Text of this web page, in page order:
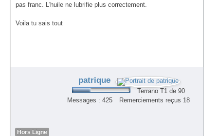
pas franc. L'huile ne lubrifie plus correctement.
Voila tu sais tout
patrique
Terrano T1 de 90
Messages : 425
Remerciements reçus 18
Hors Ligne